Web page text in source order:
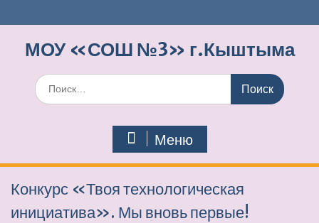
к
МОУ «СОШ №3» г.Кыштыма
Поиск
по:
Меню
Конкурс «Твоя технологическая
инициатива». Мы вновь первые!